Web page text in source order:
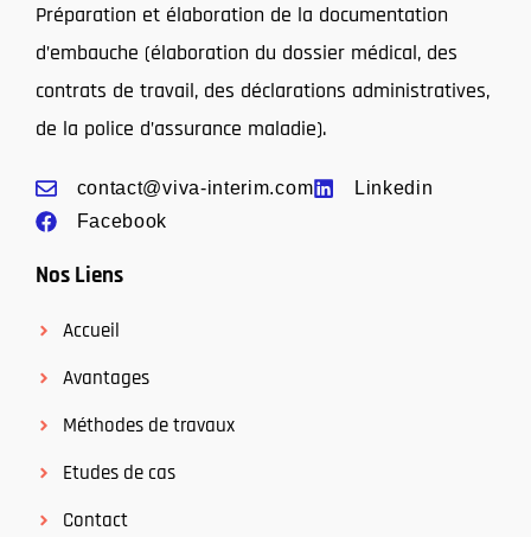
Préparation et élaboration de la documentation
d’embauche (élaboration du dossier médical, des
contrats de travail, des déclarations administratives,
de la police d’assurance maladie).
contact@viva-interim.com
Linkedin
Facebook
Nos Liens
Accueil
Avantages
Méthodes de travaux
Etudes de cas
Contact